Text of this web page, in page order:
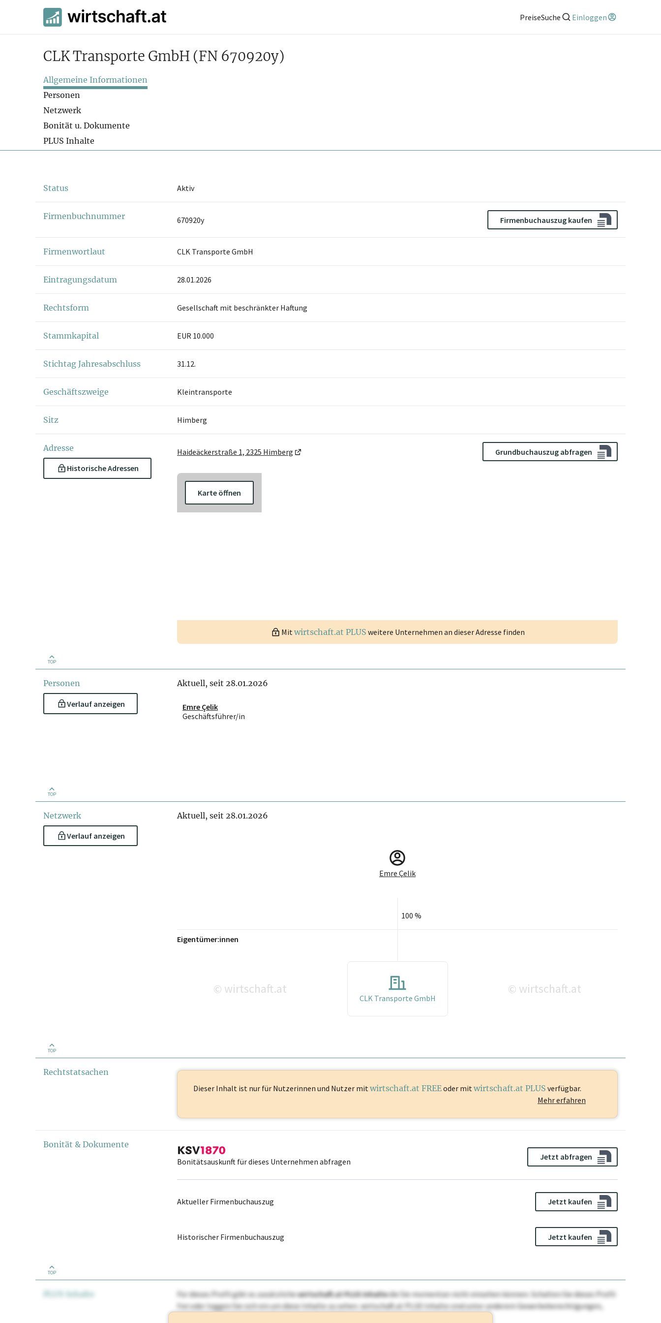
PreiseSuche Einloggen
CLK Transporte GmbH (FN 670920y)
Allgemeine Informationen
Personen
Netzwerk
Bonität u. Dokumente
PLUS Inhalte
Status Aktiv
Firmenbuchnummer 670920y Firmenbuchauszug kaufen
Firmenwortlaut CLK Transporte GmbH
Eintragungsdatum 28.01.2026
Rechtsform Gesellschaft mit beschränkter Haftung
Stammkapital EUR 10.000
Stichtag Jahresabschluss 31.12.
Geschäftszweige Kleintransporte
Sitz Himberg
Adresse
Historische Adressen
Haideäckerstraße 1, 2325 Himberg Grundbuchauszug abfragen
Karte öffnen
Mitwirtschaft.at PLUS weitere Unternehmen an dieser Adresse finden
TOP
Personen
Verlauf anzeigen
Aktuell, seit 28.01.2026
Emre Çelik
Geschäftsführer/in
TOP
Netzwerk
Verlauf anzeigen
Aktuell, seit 28.01.2026
Emre Çelik
100 %
Eigentümer:innen
© wirtschaft.at
CLK Transporte GmbH
© wirtschaft.at
TOP
Rechtstatsachen
Dieser Inhalt ist nur für Nutzerinnen und Nutzer mit wirtschaft.at FREEoder mit wirtschaft.at PLUS verfügbar.
Mehr erfahren
Bonität & Dokumente
Bonitätsauskunft für dieses Unternehmen abfragen
Jetzt abfragen
Aktueller Firmenbuchauszug Jetzt kaufen
Historischer Firmenbuchauszug Jetzt kaufen
TOP
PLUS Inhalte Für dieses Profil gibt es zusätzlichewirtschaft.at PLUS Inhaltedie Sie momentan nicht einsehen können. Schalten Sie dieses Profil
frei oder loggen Sie sich ein um diese Inhalte zu sehen. wirtschaft.at PLUS Inhalte sind unter anderem Gewerbeberechtigungen,